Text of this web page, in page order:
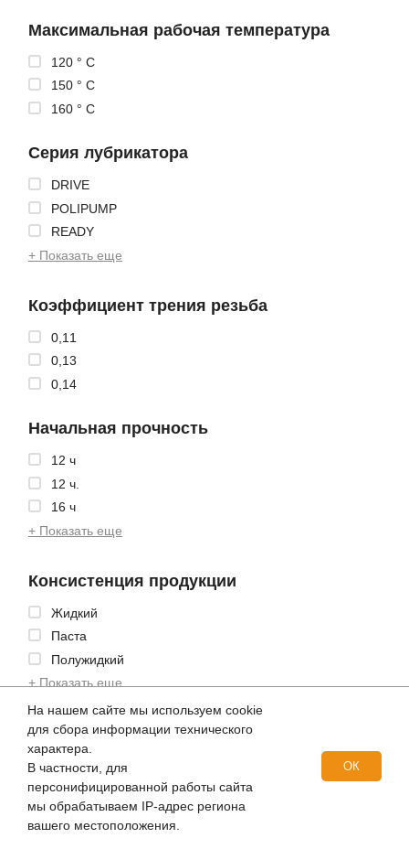
Максимальная рабочая температура
120 ° C
150 ° C
160 ° C
Серия лубрикатора
DRIVE
POLIPUMP
READY
+ Показать еще
Коэффициент трения резьба
0,11
0,13
0,14
Начальная прочность
12 ч
12 ч.
16 ч
+ Показать еще
Консистенция продукции
Жидкий
Паста
Полужидкий
+ Показать еще
Степень коррозии на медной пластине
0-120
1
1a
На нашем сайте мы используем cookie
для сбора информации технического
характера.
В частности, для
персонифицированной работы сайта
мы обрабатываем IP-адрес региона
вашего местоположения.
ОК